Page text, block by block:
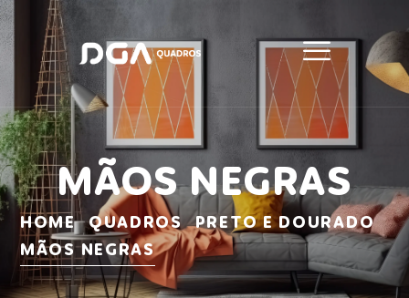
MÃOS NEGRAS
HOME QUADROS PRETO E DOURADO
MÃOS NEGRAS